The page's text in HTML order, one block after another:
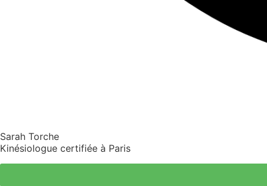
Sarah Torche
Kinésiologue certifiée à Paris